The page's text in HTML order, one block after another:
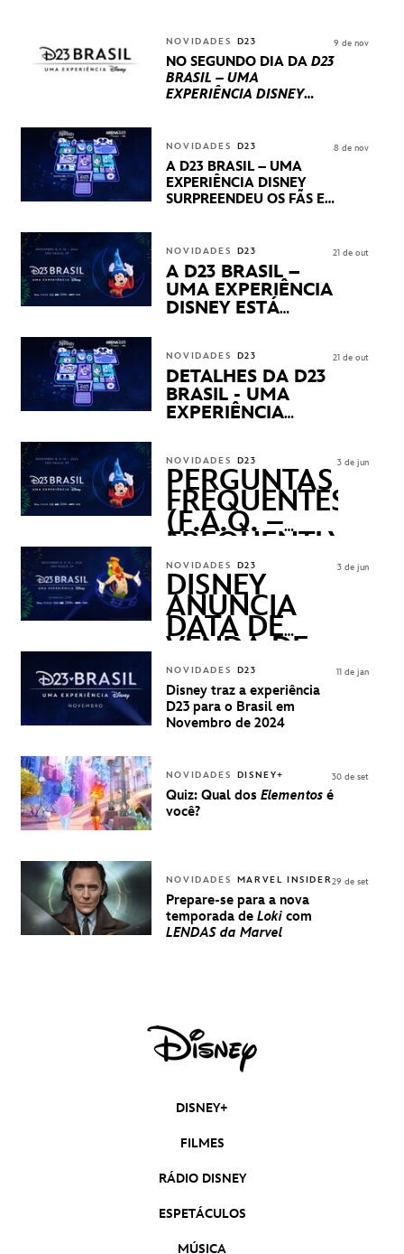
INTERNACIONAIS E
PRODUÇÕES BRASILEIRAS
NOVIDADES D23
NO SEGUNDO DIA DA D23
BRASIL – UMA
EXPERIÊNCIA DISNEY
STUDIOS REVELARAM
PRÉVIAS E NOVIDADES
DOS SEUS PRÓXIMOS
LANÇAMENTOS
9 de nov
NOVIDADES D23
A D23 BRASIL – UMA
EXPERIÊNCIA DISNEY
SURPREENDEU OS FÃS EM
APRESENTAÇÕES E
PRODUTOS EXCLUSIVOS
NO TRANSAMÉRICA EXPO
CENTER EM SÃO PAULO
8 de nov
NOVIDADES D23
A D23 BRASIL –
UMA EXPERIÊNCIA
DISNEY ESTÁ
21 de out
NOVIDADES D23
DETALHES DA D23
BRASIL - UMA
EXPERIÊNCIA
21 de out
NOVIDADES D23
PERGUNTAS
FREQUENTES
(F.A.Q. –
FREQUENTLY
ASKED
QUESTIONS)
3 de jun
NOVIDADES D23
DISNEY
ANUNCIA
DATA DE
VENDA DE
INGRESSOS
PARA A D23
BRASIL -
UMA
DISNEY
3 de jun
NOVIDADES D23
Disney traz a experiência
D23 para o Brasil em
Novembro de 2024
11 de jan
NOVIDADES DISNEY+
Quiz: Qual dos Elementos é
você?
30 de set
NOVIDADES MARVEL INSIDER
Prepare-se para a nova
temporada de Loki com
LENDAS da Marvel
29 de set
DISNEY+
FILMES
RÁDIO DISNEY
ESPETÁCULOS
MÚSICA